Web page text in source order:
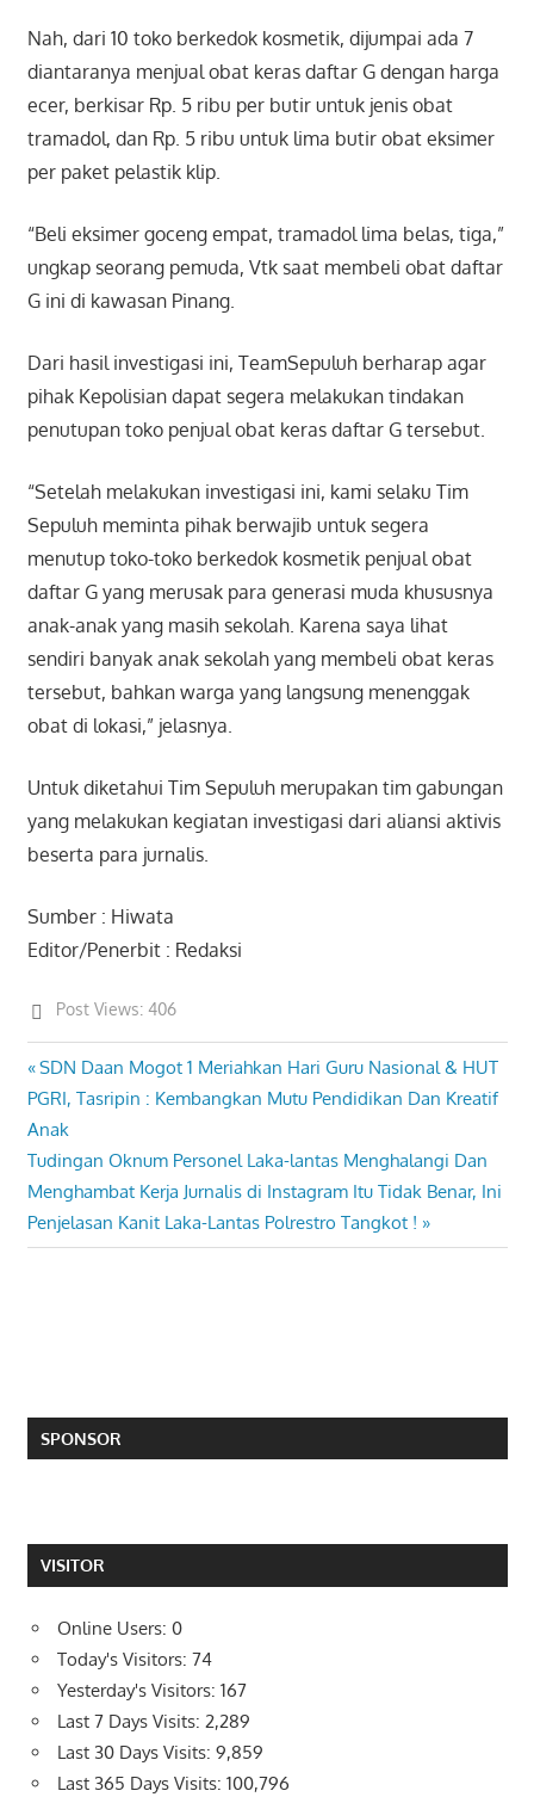
Nah, dari 10 toko berkedok kosmetik, dijumpai ada 7
diantaranya menjual obat keras daftar G dengan harga
ecer, berkisar Rp. 5 ribu per butir untuk jenis obat
tramadol, dan Rp. 5 ribu untuk lima butir obat eksimer
per paket pelastik klip.
“Beli eksimer goceng empat, tramadol lima belas, tiga,”
ungkap seorang pemuda, Vtk saat membeli obat daftar
G ini di kawasan Pinang.
Dari hasil investigasi ini, TeamSepuluh berharap agar
pihak Kepolisian dapat segera melakukan tindakan
penutupan toko penjual obat keras daftar G tersebut.
“Setelah melakukan investigasi ini, kami selaku Tim
Sepuluh meminta pihak berwajib untuk segera
menutup toko-toko berkedok kosmetik penjual obat
daftar G yang merusak para generasi muda khususnya
anak-anak yang masih sekolah. Karena saya lihat
sendiri banyak anak sekolah yang membeli obat keras
tersebut, bahkan warga yang langsung menenggak
obat di lokasi,” jelasnya.
Untuk diketahui Tim Sepuluh merupakan tim gabungan
yang melakukan kegiatan investigasi dari aliansi aktivis
beserta para jurnalis.
Sumber : Hiwata
Editor/Penerbit : Redaksi
Post Views: 406
Post
navigation
Previous
Post:
SDN Daan Mogot 1 Meriahkan Hari Guru Nasional & HUT
PGRI, Tasripin : Kembangkan Mutu Pendidikan Dan Kreatif
Anak
Next
Post:
Tudingan Oknum Personel Laka-lantas Menghalangi Dan
Menghambat Kerja Jurnalis di Instagram Itu Tidak Benar, Ini
Penjelasan Kanit Laka-Lantas Polrestro Tangkot !
SPONSOR
VISITOR
Online Users: 0
Today's Visitors: 74
Yesterday's Visitors: 167
Last 7 Days Visits: 2,289
Last 30 Days Visits: 9,859
Last 365 Days Visits: 100,796